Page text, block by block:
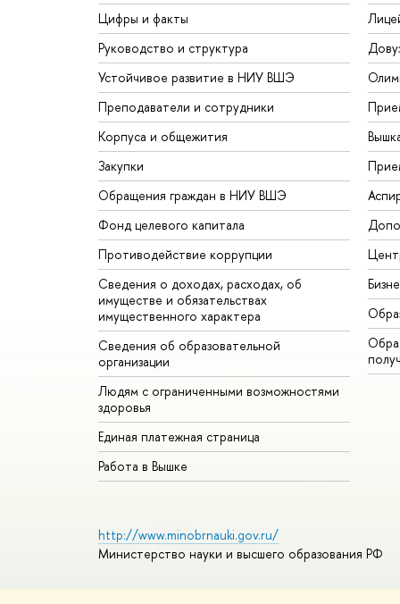
Цифры и факты
Руководство и структура
Устойчивое развитие в НИУ ВШЭ
Преподаватели и сотрудники
Корпуса и общежития
Закупки
Обращения граждан в НИУ ВШЭ
Фонд целевого капитала
Противодействие коррупции
Сведения о доходах, расходах, об
имуществе и обязательствах
имущественного характера
Сведения об образовательной
организации
Людям с ограниченными возможностями
здоровья
Единая платежная страница
Работа в Вышке
http://www.minobrnauki.gov.ru/
Министерство науки и высшего образования РФ